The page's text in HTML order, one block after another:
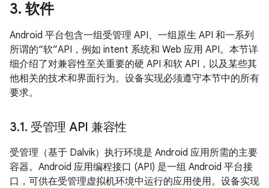
3. 软件
Android 平台包含一组受管理 API、一组原生 API 和一系列
所谓的“软”API，例如 intent 系统和 Web 应用 API。本节详
细介绍了对兼容性至关重要的硬 API 和软 API，以及某些其
他相关的技术和界面行为。设备实现必须遵守本节中的所有
要求。
3.1. 受管理 API 兼容性
受管理（基于 Dalvik）执行环境是 Android 应用所需的主要
容器。Android 应用编程接口 (API) 是一组 Android 平台接
口，可供在受管理虚拟机环境中运行的应用使用。设备实现